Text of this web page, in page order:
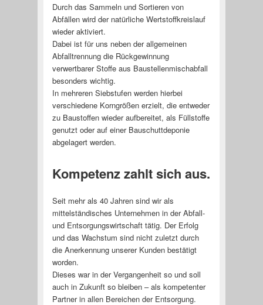
Durch das Sammeln und Sortieren von
Abfällen wird der natürliche Wertstoffkreislauf
wieder aktiviert.
Dabei ist für uns neben der allgemeinen
Abfalltrennung die Rückgewinnung
verwertbarer Stoffe aus Baustellenmischabfall
besonders wichtig.
In mehreren Siebstufen werden hierbei
verschiedene Korngrößen erzielt, die entweder
zu Baustoffen wieder aufbereitet, als Füllstoffe
genutzt oder auf einer Bauschuttdeponie
abgelagert werden.
Kompetenz zahlt sich aus.
Seit mehr als 40 Jahren sind wir als
mittelständisches Unternehmen in der Abfall-
und Entsorgungswirtschaft tätig. Der Erfolg
und das Wachstum sind nicht zuletzt durch
die Anerkennung unserer Kunden bestätigt
worden.
Dieses war in der Vergangenheit so und soll
auch in Zukunft so bleiben – als kompetenter
Partner in allen Bereichen der Entsorgung.